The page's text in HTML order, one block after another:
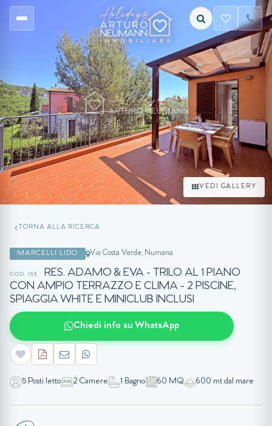
VEDI GALLERY
TORNA ALLA RICERCA
MARCELLI LIDO Via Costa Verde, Numana
COD. 133
RES. ADAMO & EVA - TRILO AL 1 PIANO
CON AMPIO TERRAZZO E CLIMA - 2 PISCINE,
SPIAGGIA WHITE E MINICLUB INCLUSI
Chiedi info su WhatsApp
5 Posti letto 2 Camere 1 Bagno 60 MQ 600 mt dal mare